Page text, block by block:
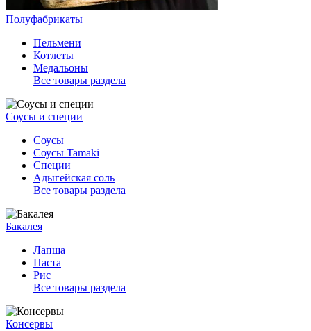
Полуфабрикаты
Пельмени
Котлеты
Медальоны
Все товары раздела
Соусы и специи
Соусы
Соусы Tamaki
Специи
Адыгейская соль
Все товары раздела
Бакалея
Лапша
Паста
Рис
Все товары раздела
Консервы